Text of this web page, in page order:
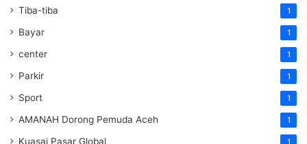
Tiba-tiba 1
Bayar 1
center 1
Parkir 1
Sport 1
AMANAH Dorong Pemuda Aceh 1
Kuasai Pasar Global 1